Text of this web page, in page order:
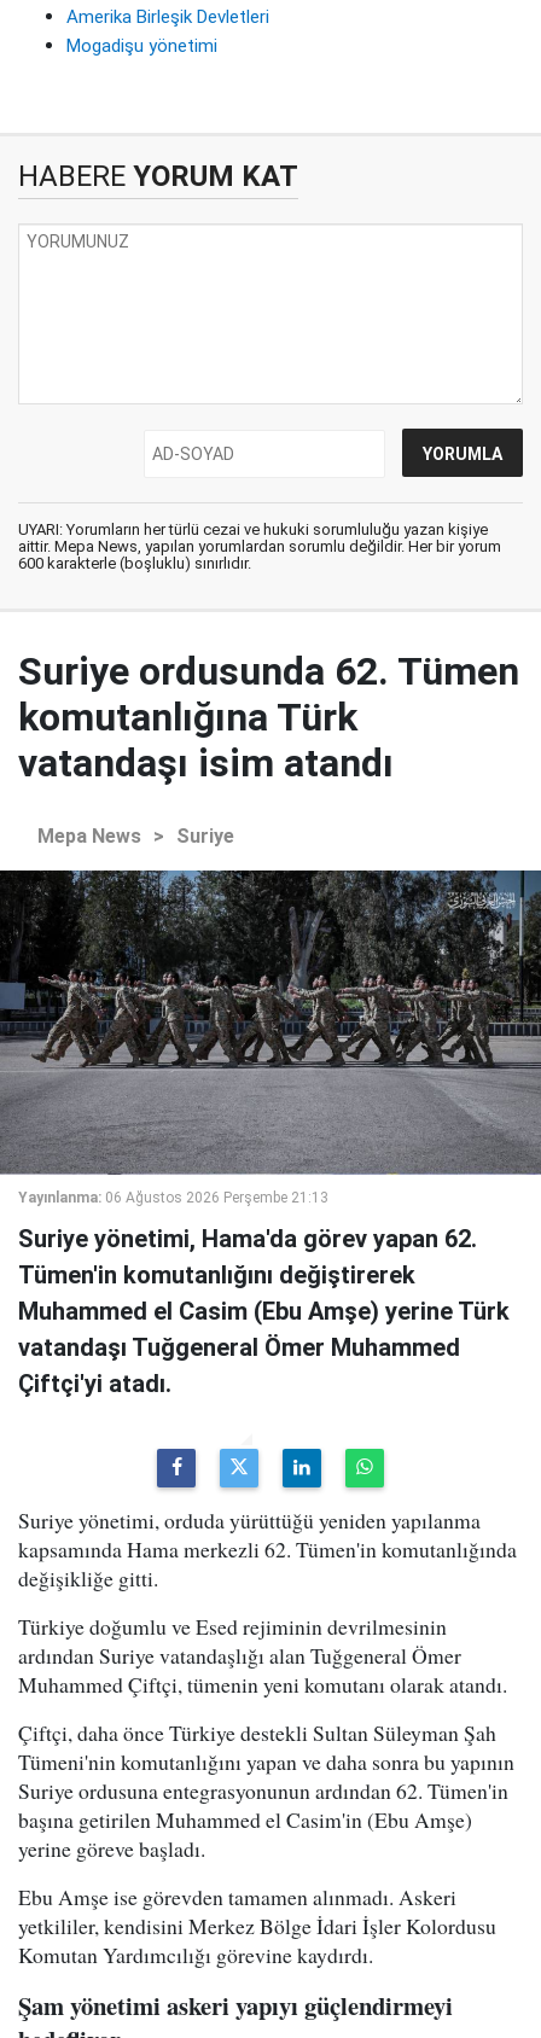
Amerika Birleşik Devletleri
Mogadişu yönetimi
HABERE YORUM KAT
UYARI: Yorumların her türlü cezai ve hukuki sorumluluğu yazan kişiye
aittir. Mepa News, yapılan yorumlardan sorumlu değildir. Her bir yorum
600 karakterle (boşluklu) sınırlıdır.
Suriye ordusunda 62. Tümen
komutanlığına Türk
vatandaşı isim atandı
Mepa News > Suriye
Yayınlanma: 06 Ağustos 2026 Perşembe 21:13
Suriye yönetimi, Hama'da görev yapan 62.
Tümen'in komutanlığını değiştirerek
Muhammed el Casim (Ebu Amşe) yerine Türk
vatandaşı Tuğgeneral Ömer Muhammed
Çiftçi'yi atadı.
Suriye yönetimi, orduda yürüttüğü yeniden yapılanma
kapsamında Hama merkezli 62. Tümen'in komutanlığında
değişikliğe gitti.
Türkiye doğumlu ve Esed rejiminin devrilmesinin
ardından Suriye vatandaşlığı alan Tuğgeneral Ömer
Muhammed Çiftçi, tümenin yeni komutanı olarak atandı.
Çiftçi, daha önce Türkiye destekli Sultan Süleyman Şah
Tümeni'nin komutanlığını yapan ve daha sonra bu yapının
Suriye ordusuna entegrasyonunun ardından 62. Tümen'in
başına getirilen Muhammed el Casim'in (Ebu Amşe)
yerine göreve başladı.
Ebu Amşe ise görevden tamamen alınmadı. Askeri
yetkililer, kendisini Merkez Bölge İdari İşler Kolordusu
Komutan Yardımcılığı görevine kaydırdı.
Şam yönetimi askeri yapıyı güçlendirmeyi